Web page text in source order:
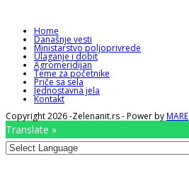
Home
Današnje vesti
Ministarstvo poljoprivrede
Ulaganje i dobit
Agromeridijan
Teme za početnike
Priče sa sela
Jednostavna jela
Kontakt
Copyright 2026 -Zelenanit.rs - Power byMARE
Translate »